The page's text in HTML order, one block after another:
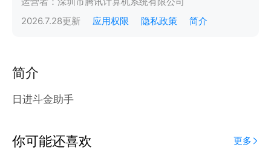
2026.7.28更新 应用权限 隐私政策 简介
简介
日进斗金助手
你可能还喜欢 更多